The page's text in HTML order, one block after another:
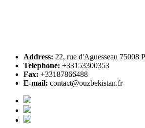
Address: 22, rue d'Aguesseau 75008
Telephone: +33153300353
Fax: +33187866488
E-mail: contact@ouzbekistan.fr